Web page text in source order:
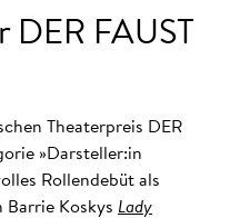
FAUST
Theaterpreis DER
»Darsteller:in
Rollendebüt als
Barrie Koskys Lady